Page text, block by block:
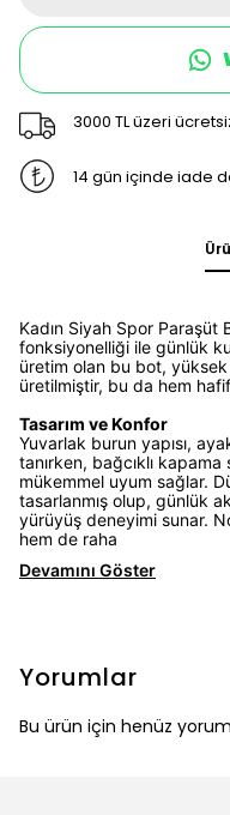
3000 TL üzeri
14 gün içinde iade
Kadın Siyah Spor Paraşüt
fonksiyonelliği ile günlük
üretim olan bu bot,
üretilmiştir, bu da hem
Tasarım ve Konfor
Yuvarlak burun yapısı,
tanırken, bağcıklı
mükemmel uyum sağlar.
tasarlanmış olup, günlük
yürüyüş deneyimi sunar.
hem de raha
Devamını Göster
Yorumlar
Bu ürün için henüz